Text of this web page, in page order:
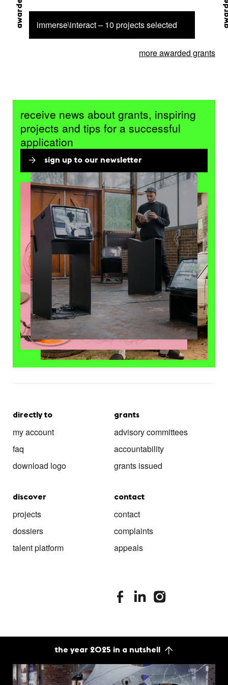
immerse\interact – 10 projects selected
more awarded grants
receive news about grants, inspiring
projects and tips for a successful
application
sign up to our newsletter
directly to
my account
faq
download logo
grants
advisory committees
accountability
grants issued
discover
projects
dossiers
talent platform
contact
contact
complaints
appeals
stimuleringsfonds facebook
stimuleringsfonds linkedin
stimuleringsfonds
the year 2025 in a nutshell